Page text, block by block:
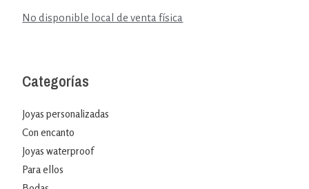
No disponible local de venta física
Categorías
Joyas personalizadas
Con encanto
Joyas waterproof
Para ellos